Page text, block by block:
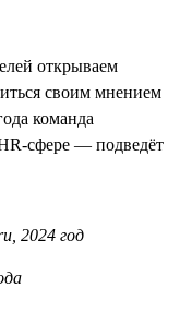
открываем
своим мнением
команда
сфере — подведёт
2024 год